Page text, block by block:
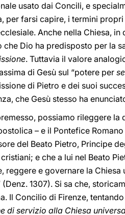
usato dai Concili, e
per farsi capire, i termini
Anche nella Chiesa,
che Dio ha predisposto per la
. Tuttavia il valore
di Gesù sul “potere per
di Pietro e dei suoi
che Gesù stesso ha
possiamo rileggere la
– e il Pontefice
del Beato Pietro, Principe
e che a lui nel Beato
reggere e governare la
(Denz. 1307). Si sa che,
Il Concilio di Firenze,
di servizio alla Chiesa